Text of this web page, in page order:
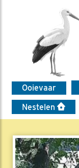
Ooievaar
Nestelen